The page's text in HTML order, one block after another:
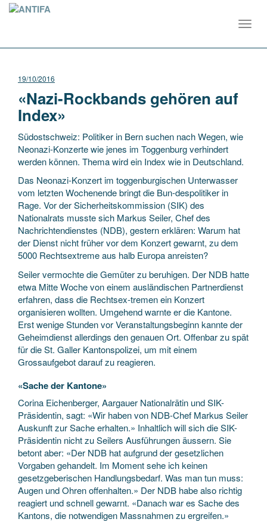
19/10/2016
«Nazi-Rockbands gehören auf
Index»
Südostschweiz: Politiker in Bern suchen nach Wegen, wie
Neonazi-Konzerte wie jenes im Toggenburg verhindert
werden können. Thema wird ein Index wie in Deutschland.
Das Neonazi-Konzert im toggenburgischen Unterwasser
vom letzten Wochenende bringt die Bun-despolitiker in
Rage. Vor der Sicherheitskommission (SIK) des
Nationalrats musste sich Markus Seiler, Chef des
Nachrichtendienstes (NDB), gestern erklären: Warum hat
der Dienst nicht früher vor dem Konzert gewarnt, zu dem
5000 Rechtsextreme aus halb Europa anreisten?
Seiler vermochte die Gemüter zu beruhigen. Der NDB hatte
etwa Mitte Woche von einem ausländischen Partnerdienst
erfahren, dass die Rechtsex-tremen ein Konzert
organisieren wollten. Umgehend warnte er die Kantone.
Erst wenige Stunden vor Veranstaltungsbeginn kannte der
Geheimdienst allerdings den genauen Ort. Offenbar zu spät
für die St. Galler Kantonspolizei, um mit einem
Grossaufgebot darauf zu reagieren.
«Sache der Kantone»
Corina Eichenberger, Aargauer Nationalrätin und SIK-
Präsidentin, sagt: «Wir haben von NDB-Chef Markus Seiler
Auskunft zur Sache erhalten.» Inhaltlich will sich die SIK-
Präsidentin nicht zu Seilers Ausführungen äussern. Sie
betont aber: «Der NDB hat aufgrund der gesetzlichen
Vorgaben gehandelt. Im Moment sehe ich keinen
gesetzgeberischen Handlungsbedarf. Was man tun muss:
Augen und Ohren offenhalten.» Der NDB habe also richtig
reagiert und schnell gewarnt. «Danach war es Sache des
Kantons, die notwendigen Massnahmen zu ergreifen.»